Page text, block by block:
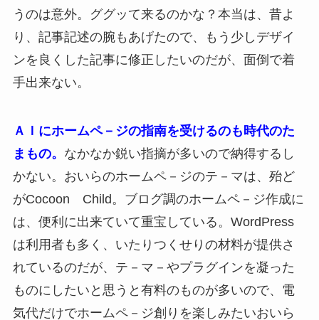
うのは意外。ググッて来るのかな？本当は、昔よ
り、記事記述の腕もあげたので、もう少しデザイ
ンを良くした記事に修正したいのだが、面倒で着
手出来ない。
ＡＩにホームペ－ジの指南を受けるのも時代のた
まもの。 なかなか鋭い指摘が多いので納得するし
かない。おいらのホームペ－ジのテ－マは、殆ど
がCocoon Child。ブログ調のホームペ－ジ作成に
は、便利に出来ていて重宝している。WordPress
は利用者も多く、いたりつくせりの材料が提供さ
れているのだが、テ－マ－やプラグインを凝った
ものにしたいと思うと有料のものが多いので、電
気代だけでホームペ－ジ創りを楽しみたいおいら